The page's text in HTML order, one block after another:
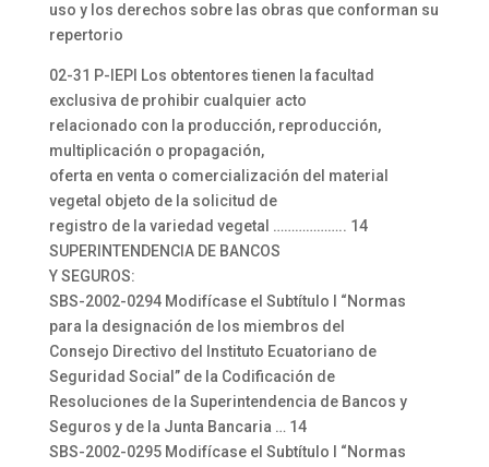
uso y los derechos sobre las obras que conforman su
repertorio
02-31 P-IEPI Los obtentores tienen la facultad
exclusiva de prohibir cualquier acto
relacionado con la producción, reproducción,
multiplicación o propagación,
oferta en venta o comercialización del material
vegetal objeto de la solicitud de
registro de la variedad vegetal ……………….. 14
SUPERINTENDENCIA DE BANCOS
Y SEGUROS:
SBS-2002-0294 Modifícase el Subtítulo I “Normas
para la designación de los miembros del
Consejo Directivo del Instituto Ecuatoriano de
Seguridad Social” de la Codificación de
Resoluciones de la Superintendencia de Bancos y
Seguros y de la Junta Bancaria … 14
SBS-2002-0295 Modifícase el Subtítulo I “Normas